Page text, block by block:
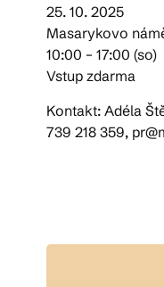
25. 10. 2025
Masarykovo
10:00 – 17:00 (so)
Vstup zdarma
Kontakt: Adéla
739 218 359,